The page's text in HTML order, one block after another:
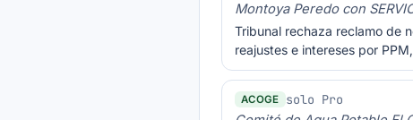
Montoya Peredo con
Tribunal rechaza reclamo de
reajustes e intereses por
ACOGE solo Pro